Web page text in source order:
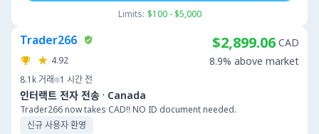
Limits: $100 - $5,000
Trader266
4.92
8.1k 거래 1 시간 전
인터랙트 전자 전송 · Canada
Trader266 now takes CAD!! NO ID document needed.
신규 사용자 환영
$2,899.06 CAD
8.9% above market